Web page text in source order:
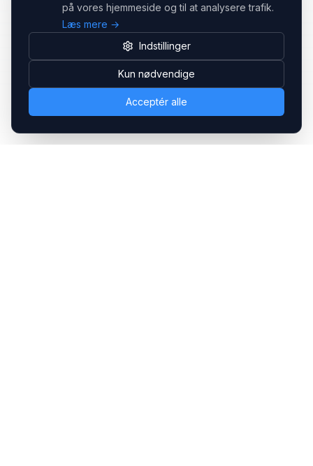
på vores hjemmeside og til at analysere trafik.
Læs mere →
Indstillinger
Kun nødvendige
Acceptér alle